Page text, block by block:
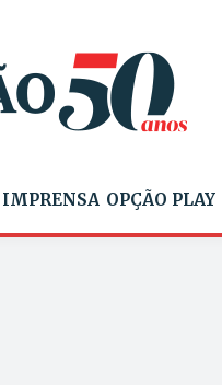
IMPRENSA OPÇÃO PLAY